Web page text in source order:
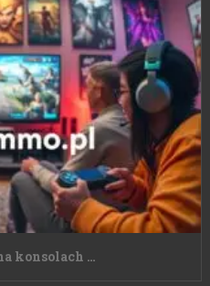
konsolach …